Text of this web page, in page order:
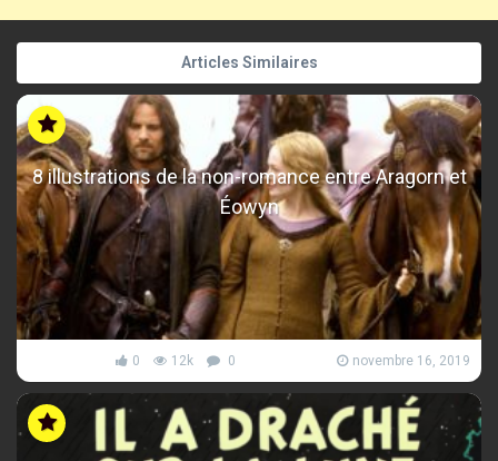
Articles Similaires
8 illustrations de la non-romance entre Aragorn et
Éowyn
0 12k 0 novembre 16, 2019